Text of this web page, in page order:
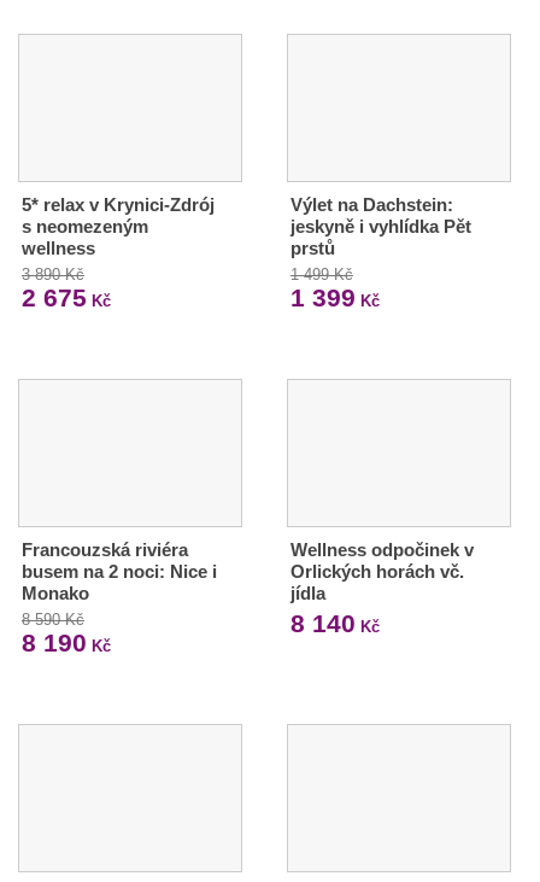
5* relax v Krynici-Zdrój
s neomezeným
wellness
3 890 Kč
2 675 Kč
Výlet na Dachstein:
jeskyně i vyhlídka Pět
prstů
1 499 Kč
1 399 Kč
Francouzská riviéra
busem na 2 noci: Nice i
Monako
8 590 Kč
8 190 Kč
Wellness odpočinek v
Orlických horách vč.
jídla
8 140 Kč